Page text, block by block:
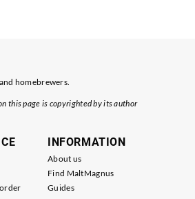
homebrewers.
this page is copyrighted by its author
INFORMATION
About us
Find MaltMagnus
Guides